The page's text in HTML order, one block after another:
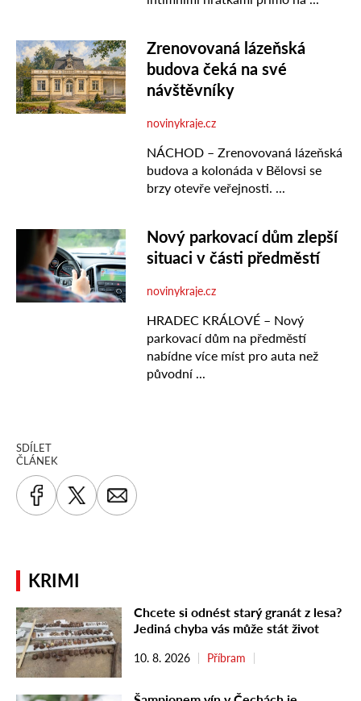
SDÍLET
ČLÁNEK
KRIMI
Chcete si odnést starý granát z lesa?
Jediná chyba vás může stát život
10. 8. 2026 Příbram